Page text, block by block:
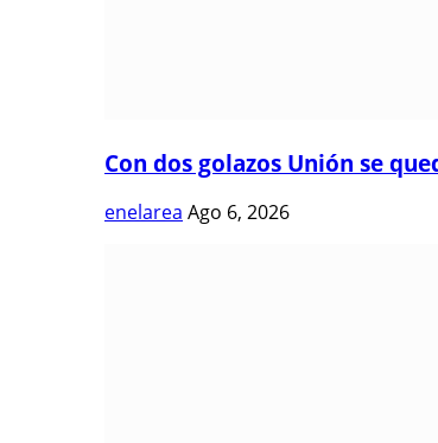
Con dos golazos Unión se
enelarea Ago 6, 2026